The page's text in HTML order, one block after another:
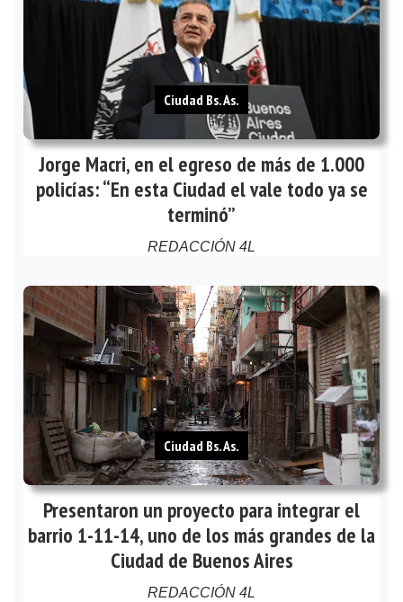
Jorge Macri, en el egreso de más de 1.000
policías: “En esta Ciudad el vale todo ya se
terminó”
REDACCIÓN 4L
Ciudad Bs. As.
Presentaron un proyecto para integrar el
barrio 1-11-14, uno de los más grandes de la
Ciudad de Buenos Aires
REDACCIÓN 4L
Ciudad Bs. As.